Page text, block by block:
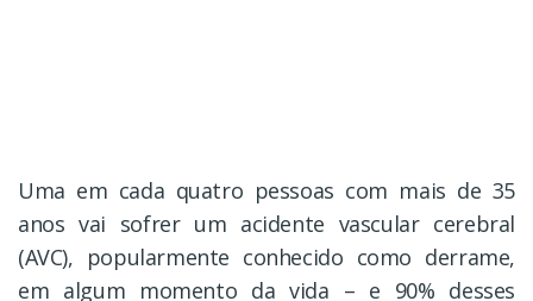
Uma em cada quatro pessoas com mais de 35
anos vai sofrer um acidente vascular cerebral
(AVC), popularmente conhecido como derrame,
em algum momento da vida – e 90% desses